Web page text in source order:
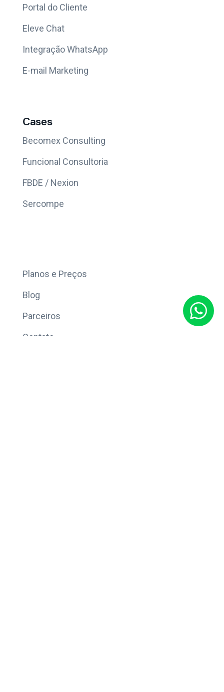
Portal do Cliente
Eleve Chat
Integração WhatsApp
E-mail Marketing
Cases
Becomex Consulting
Funcional Consultoria
FBDE / Nexion
Sercompe
Planos e Preços
Blog
Parceiros
Contato